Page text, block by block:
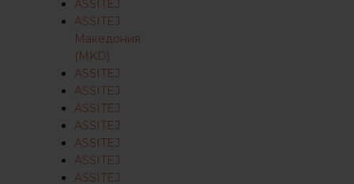
ASSITEJ
ASSITEJ
Македония
(MKD)
ASSITEJ
ASSITEJ
ASSITEJ
ASSITEJ
ASSITEJ
ASSITEJ
ASSITEJ